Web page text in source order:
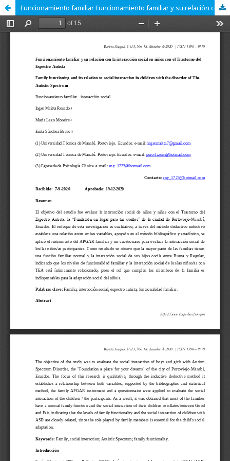
Funcionamiento familiar Funcionamiento familiar y su relación con la interacción social en niños con el Trastorno del Espectro Autista